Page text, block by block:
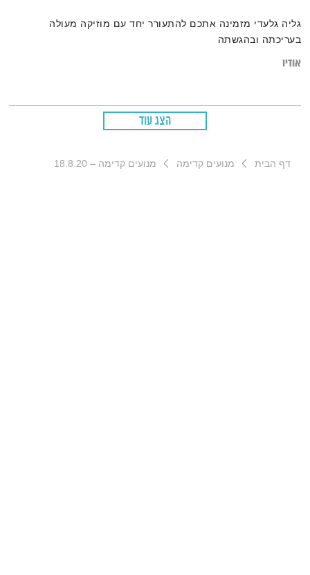
גליה גלעדי מזמינה אתכם להתעורר יחד עם מוזיקה מעולה
בעריכתה ובהגשתה
אודיו
הצג עוד
דף הבית מנועים קדימה מנועים קדימה – 18.8.20